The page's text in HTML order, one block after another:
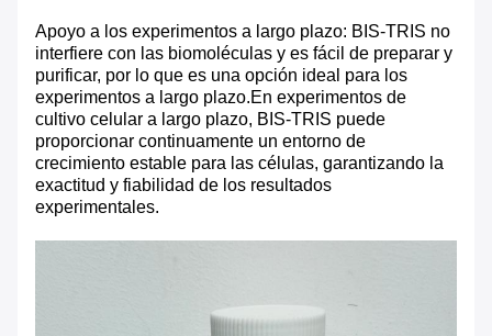
Apoyo a los experimentos a largo plazo: BIS-TRIS no
interfiere con las biomoléculas y es fácil de preparar y
purificar, por lo que es una opción ideal para los
experimentos a largo plazo.En experimentos de
cultivo celular a largo plazo, BIS-TRIS puede
proporcionar continuamente un entorno de
crecimiento estable para las células, garantizando la
exactitud y fiabilidad de los resultados
experimentales.